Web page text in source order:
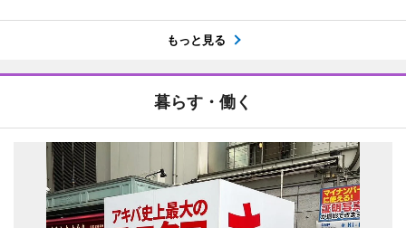
もっと見る
暮らす・働く